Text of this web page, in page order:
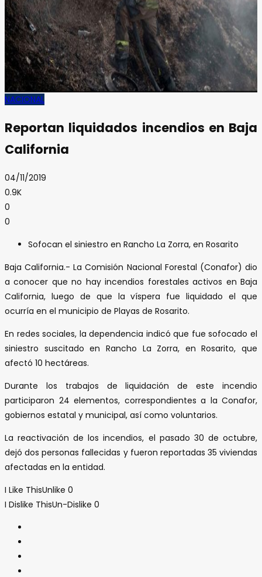
NACIONAL
Reportan liquidados incendios en Baja
California
04/11/2019
0.9K
0
0
Sofocan el siniestro en Rancho La Zorra, en Rosarito
Baja California.- La Comisión Nacional Forestal (Conafor) dio
a conocer que no hay incendios forestales activos en Baja
California, luego de que la víspera fue liquidado el que
ocurría en el municipio de Playas de Rosarito.
En redes sociales, la dependencia indicó que fue sofocado el
siniestro suscitado en Rancho La Zorra, en Rosarito, que
afectó 10 hectáreas.
Durante los trabajos de liquidación de este incendio
participaron 24 elementos, correspondientes a la Conafor,
gobiernos estatal y municipal, así como voluntarios.
La reactivación de los incendios, el pasado 30 de octubre,
dejó dos personas fallecidas y fueron reportadas 35 viviendas
afectadas en la entidad.
I Like ThisUnlike 0
I Dislike ThisUn-Dislike 0